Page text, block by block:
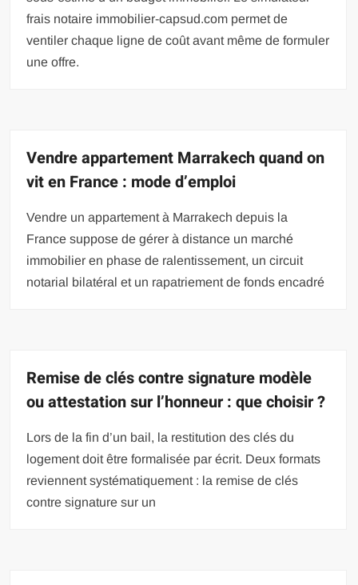
frais notaire immobilier-capsud.com permet de
ventiler chaque ligne de coût avant même de formuler
une offre.
Vendre appartement Marrakech quand on
vit en France : mode d’emploi
Vendre un appartement à Marrakech depuis la
France suppose de gérer à distance un marché
immobilier en phase de ralentissement, un circuit
notarial bilatéral et un rapatriement de fonds encadré
Remise de clés contre signature modèle
ou attestation sur l’honneur : que choisir ?
Lors de la fin d’un bail, la restitution des clés du
logement doit être formalisée par écrit. Deux formats
reviennent systématiquement : la remise de clés
contre signature sur un